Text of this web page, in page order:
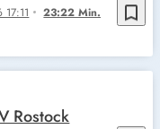
bookmark_border
23:22 Min.
Rostock